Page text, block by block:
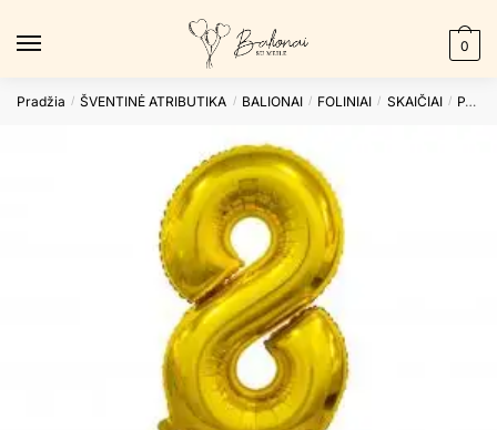
0
Pradžia / ŠVENTINĖ ATRIBUTIKA / BALIONAI / FOLINIAI / SKAIČIAI / PASTATOMI